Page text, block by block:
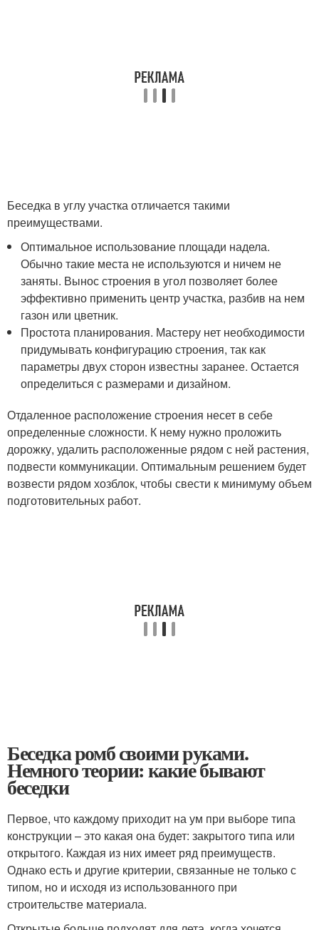
Беседка в углу участка отличается такими
преимуществами.
Оптимальное использование площади надела.
Обычно такие места не используются и ничем не
заняты. Вынос строения в угол позволяет более
эффективно применить центр участка, разбив на нем
газон или цветник.
Простота планирования. Мастеру нет необходимости
придумывать конфигурацию строения, так как
параметры двух сторон известны заранее. Остается
определиться с размерами и дизайном.
Отдаленное расположение строения несет в себе
определенные сложности. К нему нужно проложить
дорожку, удалить расположенные рядом с ней растения,
подвести коммуникации. Оптимальным решением будет
возвести рядом хозблок, чтобы свести к минимуму объем
подготовительных работ.
Беседка ромб своими руками.
Немного теории: какие бывают
беседки
Первое, что каждому приходит на ум при выборе типа
конструкции – это какая она будет: закрытого типа или
открытого. Каждая из них имеет ряд преимуществ.
Однако есть и другие критерии, связанные не только с
типом, но и исходя из использованного при
строительстве материала.